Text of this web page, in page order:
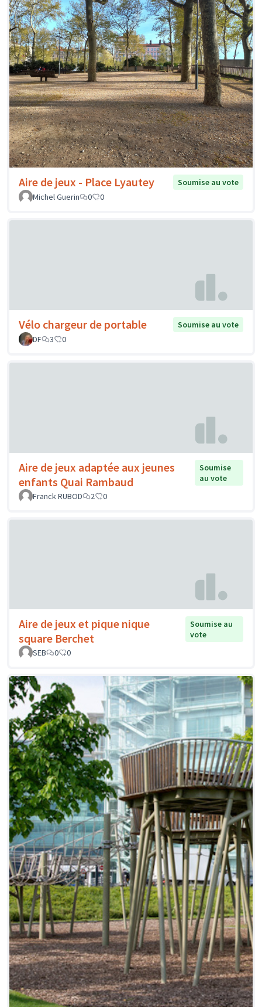
Aire de jeux - Place Lyautey
Soumise au vote
Michel Guerin
0 0
Vélo chargeur de portable
Soumise au vote
DF
3 0
Aire de jeux adaptée aux jeunes
enfants Quai Rambaud
Soumise
au vote
Franck RUBOD
2 0
Aire de jeux et pique nique
square Berchet
Soumise au
vote
SEB
0 0